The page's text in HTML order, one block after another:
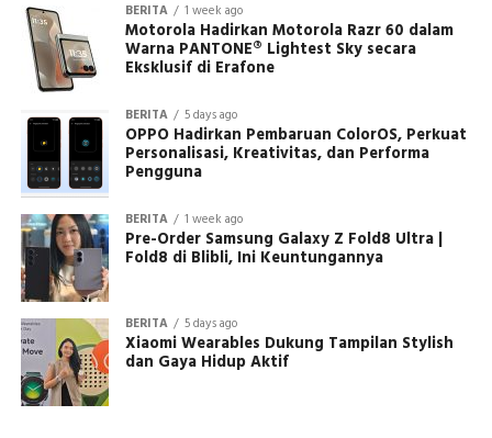
BERITA 1 week ago
Motorola Hadirkan Motorola Razr 60 dalam
Warna PANTONE® Lightest Sky secara
Eksklusif di Erafone
BERITA 5 days ago
OPPO Hadirkan Pembaruan ColorOS, Perkuat
Personalisasi, Kreativitas, dan Performa
Pengguna
BERITA 1 week ago
Pre-Order Samsung Galaxy Z Fold8 Ultra |
Fold8 di Blibli, Ini Keuntungannya
BERITA 5 days ago
Xiaomi Wearables Dukung Tampilan Stylish
dan Gaya Hidup Aktif